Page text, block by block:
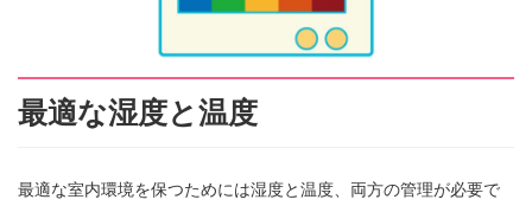
最適な湿度と温度
最適な室内環境を保つためには湿度と温度、両方の管理が必要で